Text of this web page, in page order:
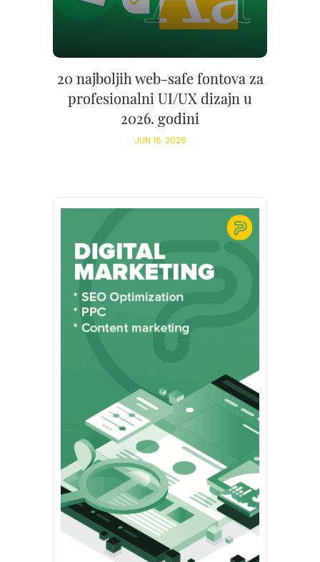
20 najboljih web-safe fontova za
profesionalni UI/UX dizajn u
2026. godini
JUN 16, 2026